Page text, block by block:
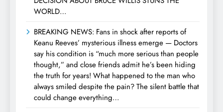
WORLD…
BREAKING NEWS: Fans in shock after reports of
Keanu Reeves’ mysterious illness emerge — Doctors
say his condition is “much more serious than people
thought,” and close friends admit he’s been hiding
the truth for years! What happened to the man who
always smiled despite the pain? The silent battle that
could change everything…